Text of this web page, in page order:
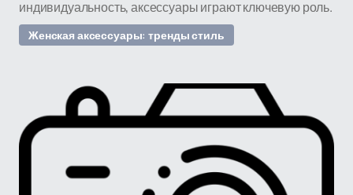
индивидуальность, аксессуары играют ключевую роль.
Женская аксессуары: тренды стиль